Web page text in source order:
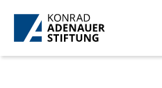
Skip to Main Content